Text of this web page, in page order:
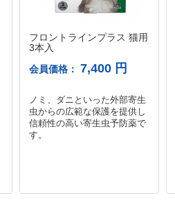
フロントラインプラス 猫用
3本入
会員価格： 7,400 円
ノミ、ダニといった外部寄生
虫からの広範な保護を提供し
信頼性の高い寄生虫予防薬で
す。